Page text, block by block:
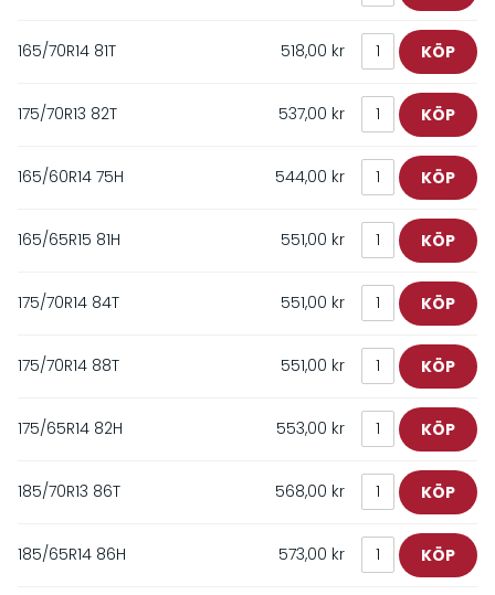
165/70R14 81T 518,00 kr
175/70R13 82T 537,00 kr
165/60R14 75H 544,00 kr
165/65R15 81H 551,00 kr
175/70R14 84T 551,00 kr
175/70R14 88T 551,00 kr
175/65R14 82H 553,00 kr
185/70R13 86T 568,00 kr
185/65R14 86H 573,00 kr